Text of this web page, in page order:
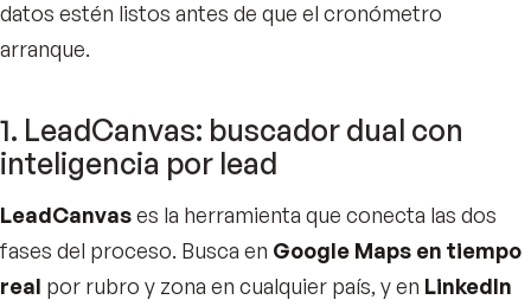
datos estén listos antes de que el cronómetro
arranque.
1. LeadCanvas: buscador dual con
inteligencia por lead
LeadCanvases la herramienta que conecta las dos
fases del proceso. Busca en Google Maps en tiempo
real por rubro y zona en cualquier país, y en LinkedIn